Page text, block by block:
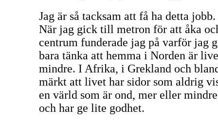
Jag är så tacksam att få ha detta
När jag gick till metron för att åka
centrum funderade jag på varför jag
bara tänka att hemma i Norden är
mindre. I Afrika, i Grekland och
märkt att livet har sidor som aldrig
en värld som är ond, mer eller
och har ge lite godhet.